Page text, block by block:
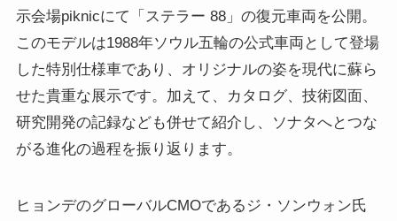
示会場piknicにて「ステラー 88」の復元車両を公開。
このモデルは1988年ソウル五輪の公式車両として登場
した特別仕様車であり、オリジナルの姿を現代に蘇ら
せた貴重な展示です。加えて、カタログ、技術図面、
研究開発の記録なども併せて紹介し、ソナタへとつな
がる進化の過程を振り返ります。
ヒョンデのグローバルCMOであるジ・ソンウォン氏